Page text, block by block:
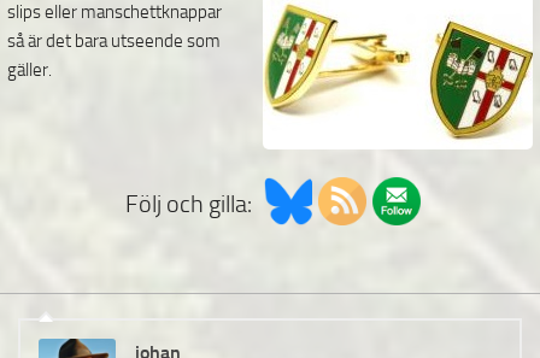
slips eller manschettknappar
så är det bara utseende som
gäller.
Följ och gilla:
johan